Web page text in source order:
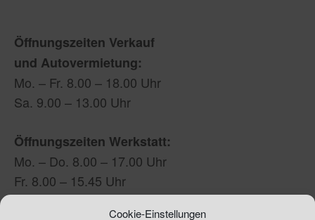
Cookie-Einstellungen
Öffnungszeiten Verkauf
und Autovermietung:
Mo. – Fr. 8.00 – 18.00 Uhr
Sa. 9.00 – 13.00 Uhr
Öffnungszeiten Werkstatt:
Mo. – Do. 8.00 – 17.00 Uhr
Fr. 8.00 – 15.45 Uhr
Sa, 9.00 – 12.00 Uhr